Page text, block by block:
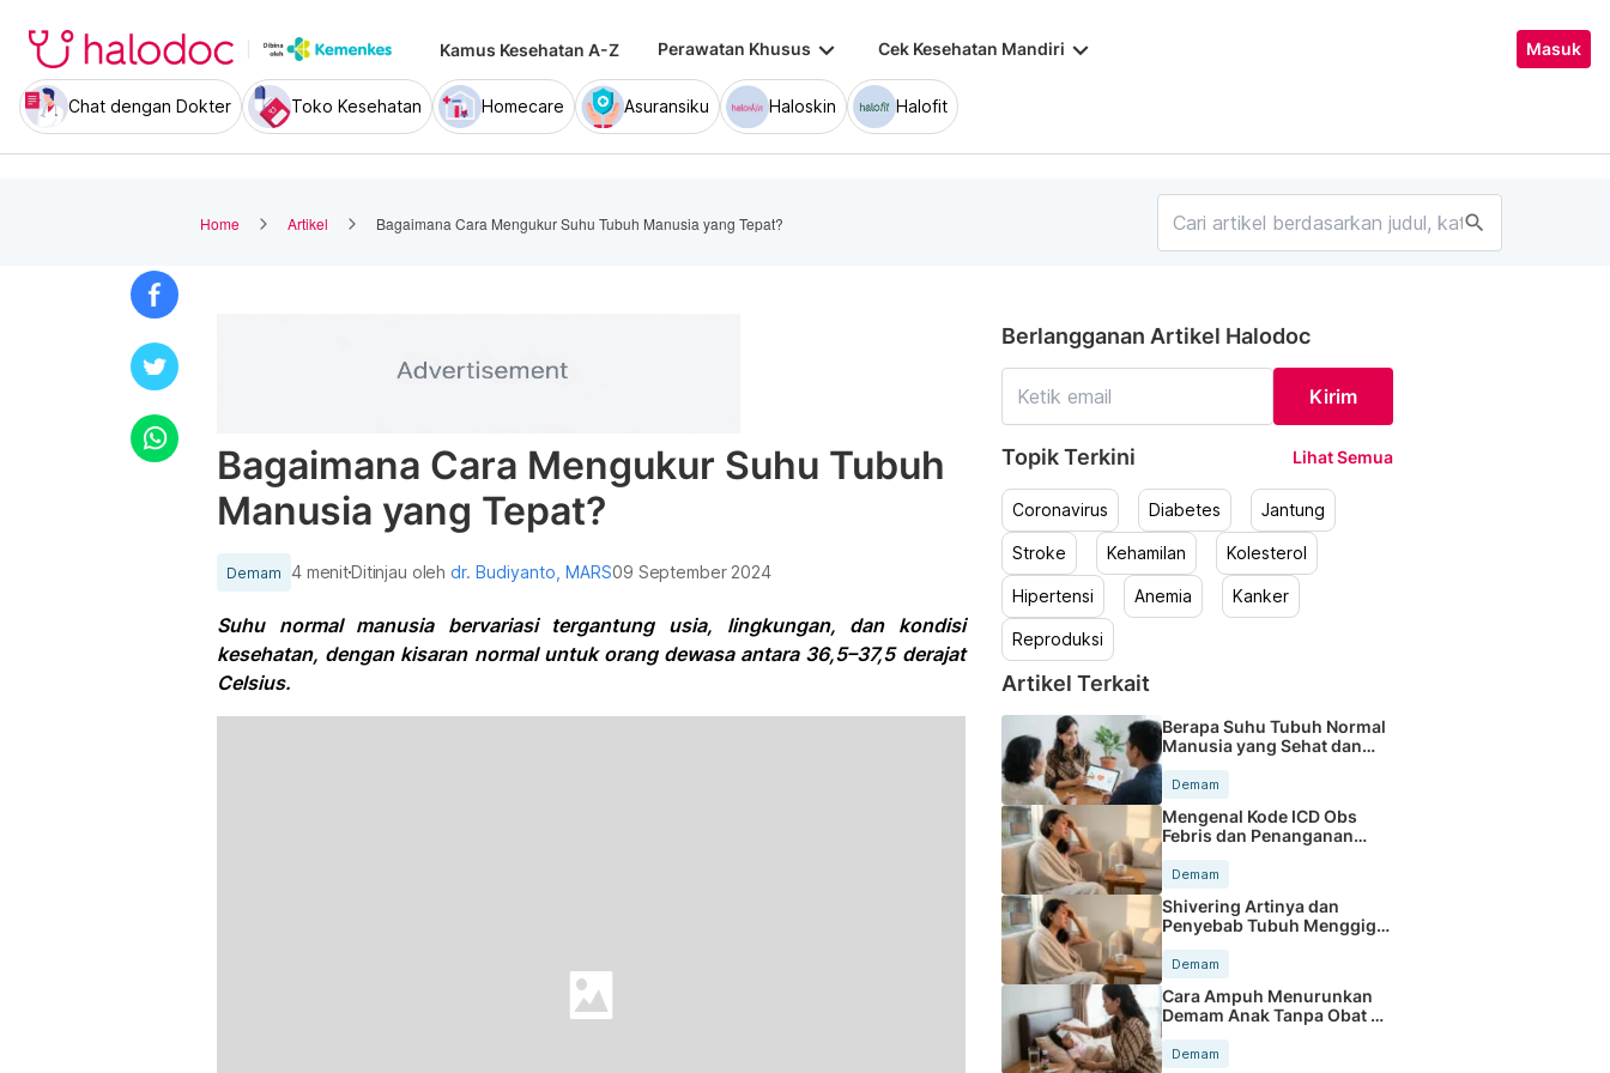
Kamus Kesehatan A-Z Perawatan Khusus keyboard_arrow_down Cek Kesehatan Mandiri keyboard_arrow_down Masuk
Chat dengan Dokter Toko Kesehatan Homecare Asuransiku Haloskin Halofit
Home Artikel Bagaimana Cara Mengukur Suhu Tubuh Manusia yang Tepat? search
Bagaimana Cara Mengukur Suhu Tubuh
Manusia yang Tepat?
Demam 4 menitDitinjau olehdr. Budiyanto, MARS09 September 2024
Suhu normal manusia bervariasi tergantung usia, lingkungan, dan kondisi
kesehatan, dengan kisaran normal untuk orang dewasa antara 36,5–37,5 derajat
Celsius.
Berlangganan Artikel Halodoc
Kirim
Topik Terkini Lihat Semua
Coronavirus Diabetes Jantung
Stroke Kehamilan Kolesterol
Hipertensi Anemia Kanker
Reproduksi
Artikel Terkait
Berapa Suhu Tubuh Normal
Manusia yang Sehat dan
Ideal
Demam
Mengenal Kode ICD Obs
Febris dan Penanganan
Demam
Shivering Artinya dan
Penyebab Tubuh Menggigil
Demam
Cara Ampuh Menurunkan
Demam Anak Tanpa Obat di
Rumah
Demam